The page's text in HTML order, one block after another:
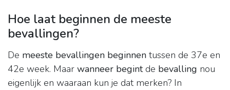
Hoe laat beginnen de meeste
bevallingen?
De meeste bevallingen beginnen tussen de 37e en
42e week. Maar wanneer begintde bevalling nou
eigenlijk en waaraan kun je dat merken? In